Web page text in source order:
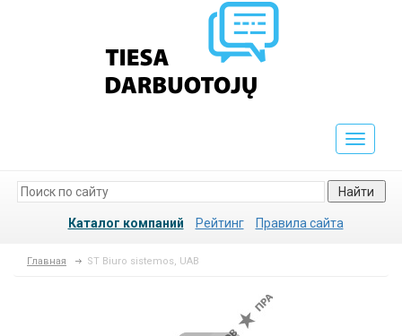
Toggle
Найти
Каталог компаний Рейтинг Правила сайта
Главная ST Biuro sistemos, UAB